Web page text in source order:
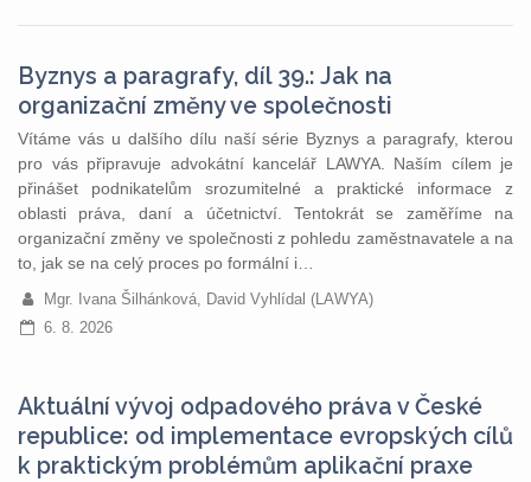
Byznys a paragrafy, díl 39.: Jak na
organizační změny ve společnosti
Vítáme vás u dalšího dílu naší série Byznys a paragrafy, kterou
pro vás připravuje advokátní kancelář LAWYA. Naším cílem je
přinášet podnikatelům srozumitelné a praktické informace z
oblasti práva, daní a účetnictví. Tentokrát se zaměříme na
organizační změny ve společnosti z pohledu zaměstnavatele a na
to, jak se na celý proces po formální i…
Mgr. Ivana Šilhánková, David Vyhlídal (LAWYA)
6. 8. 2026
Aktuální vývoj odpadového práva v České
republice: od implementace evropských cílů
k praktickým problémům aplikační praxe